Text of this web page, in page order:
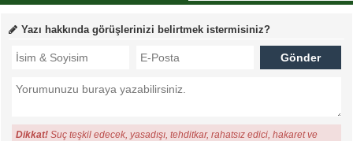
Yazı hakkında görüşlerinizi belirtmek istermisiniz?
Dikkat! Suç teşkil edecek, yasadışı, tehditkar, rahatsız edici, hakaret ve